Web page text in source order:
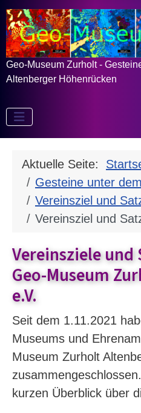
Geo-Museum Zurholt -
Altenberger Höhenrücken
Aktuelle Seite:
Gesteine unter
Vereinsziel und
Vereinsziel und
Vereinsziele und
Geo-Museum
e.V.
Seit dem 1.11.2021
Museums und
Museum Zurholt
kurzen Überblick über